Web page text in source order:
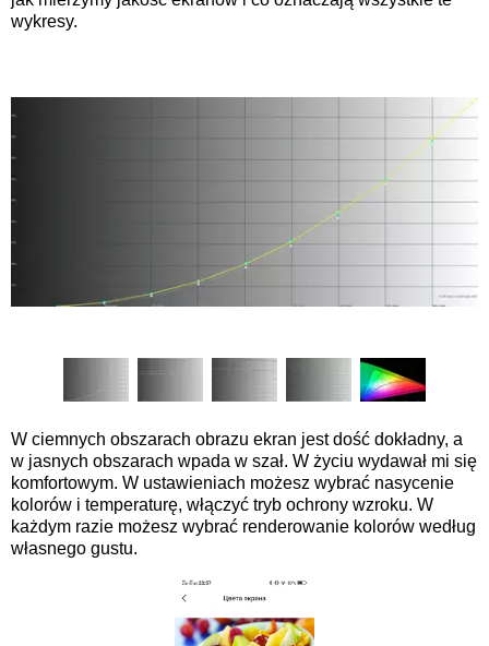
wykresy.
W ciemnych obszarach obrazu ekran jest dość dokładny, a
w jasnych obszarach wpada w szał. W życiu wydawał mi się
komfortowym. W ustawieniach możesz wybrać nasycenie
kolorów i temperaturę, włączyć tryb ochrony wzroku. W
każdym razie możesz wybrać renderowanie kolorów według
własnego gustu.